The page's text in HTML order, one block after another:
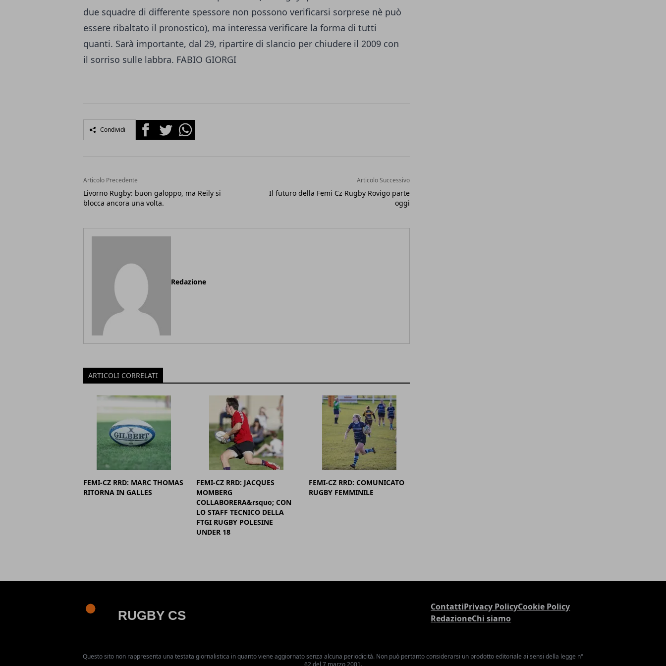
due squadre di differente spessore non possono verificarsi sorprese nè può
essere ribaltato il pronostico), ma interessa verificare la forma di tutti
quanti. Sarà importante, dal 29, ripartire di slancio per chiudere il 2009 con
il sorriso sulle labbra. FABIO GIORGI
Condividi FacebookTwitterWhatsapp
Articolo Precedente
Livorno Rugby: buon galoppo, ma Reily si
blocca ancora una volta.
Articolo Successivo
Il futuro della Femi Cz Rugby Rovigo parte
oggi
Redazione
ARTICOLI CORRELATI
FEMI-CZ RRD: MARC THOMAS
RITORNA IN GALLES
FEMI-CZ RRD: JACQUES
MOMBERG
COLLABORERA&rsquo; CON
LO STAFF TECNICO DELLA
FTGI RUGBY POLESINE
UNDER 18
FEMI-CZ RRD: COMUNICATO
RUGBY FEMMINILE
ContattiPrivacy PolicyCookie Policy
RedazioneChi siamo
Questo sito non rappresenta una testata giornalistica in quanto viene aggiornato senza alcuna periodicità. Non può pertanto considerarsi un prodotto editoriale ai sensi della legge n°